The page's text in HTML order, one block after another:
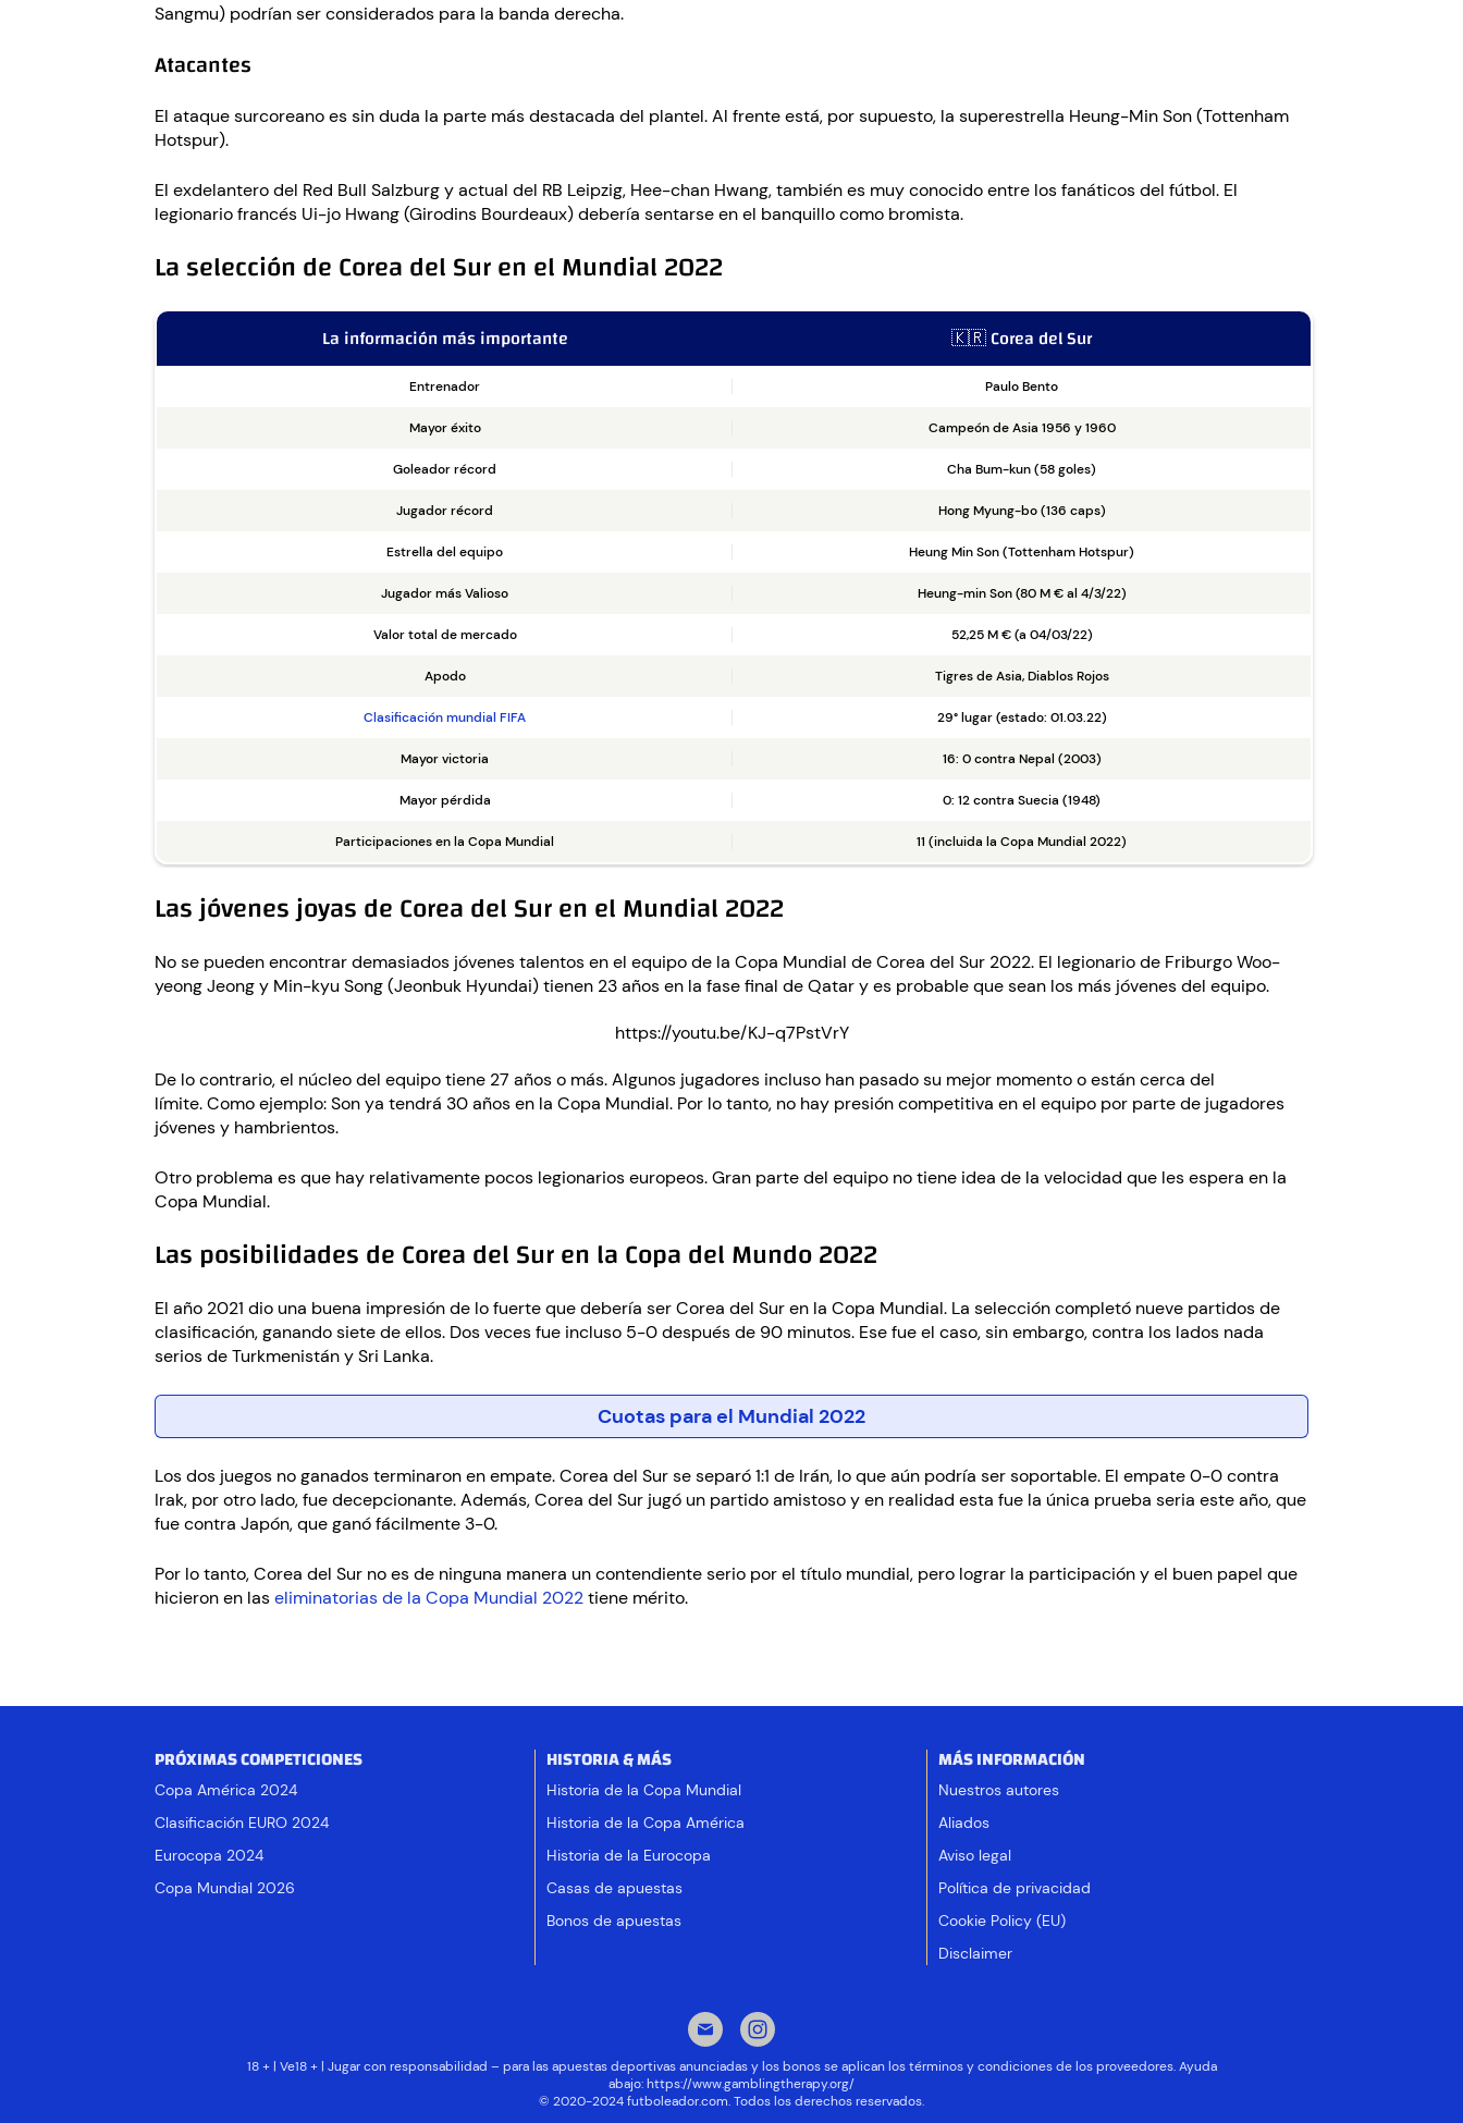
Sangmu) podrían ser considerados para la banda derecha.
Atacantes
El ataque surcoreano es sin duda la parte más destacada del plantel. Al frente está, por supuesto, la superestrella Heung-Min Son (Tottenham
Hotspur).
El exdelantero del Red Bull Salzburg y actual del RB Leipzig, Hee-chan Hwang, también es muy conocido entre los fanáticos del fútbol. El
legionario francés Ui-jo Hwang (Girodins Bourdeaux) debería sentarse en el banquillo como bromista.
La selección de Corea del Sur en el Mundial 2022
La información más importante 🇰🇷 Corea del Sur
Entrenador Paulo Bento
Mayor éxito Campeón de Asia 1956 y 1960
Goleador récord Cha Bum-kun (58 goles)
Jugador récord Hong Myung-bo (136 caps)
Estrella del equipo Heung Min Son (Tottenham Hotspur)
Jugador más Valioso Heung-min Son (80 M € al 4/3/22)
Valor total de mercado 52,25 M € (a 04/03/22)
Apodo Tigres de Asia, Diablos Rojos
Clasificación mundial FIFA 29° lugar (estado: 01.03.22)
Mayor victoria 16: 0 contra Nepal (2003)
Mayor pérdida 0: 12 contra Suecia (1948)
Participaciones en la Copa Mundial 11 (incluida la Copa Mundial 2022)
Las jóvenes joyas de Corea del Sur en el Mundial 2022
No se pueden encontrar demasiados jóvenes talentos en el equipo de la Copa Mundial de Corea del Sur 2022. El legionario de Friburgo Woo-
yeong Jeong y Min-kyu Song (Jeonbuk Hyundai) tienen 23 años en la fase final de Qatar y es probable que sean los más jóvenes del equipo.
https://youtu.be/KJ-q7PstVrY
De lo contrario, el núcleo del equipo tiene 27 años o más. Algunos jugadores incluso han pasado su mejor momento o están cerca del
límite. Como ejemplo: Son ya tendrá 30 años en la Copa Mundial. Por lo tanto, no hay presión competitiva en el equipo por parte de jugadores
jóvenes y hambrientos.
Otro problema es que hay relativamente pocos legionarios europeos. Gran parte del equipo no tiene idea de la velocidad que les espera en la
Copa Mundial.
Las posibilidades de Corea del Sur en la Copa del Mundo 2022
El año 2021 dio una buena impresión de lo fuerte que debería ser Corea del Sur en la Copa Mundial. La selección completó nueve partidos de
clasificación, ganando siete de ellos. Dos veces fue incluso 5-0 después de 90 minutos. Ese fue el caso, sin embargo, contra los lados nada
serios de Turkmenistán y Sri Lanka.
Cuotas para el Mundial 2022
Los dos juegos no ganados terminaron en empate. Corea del Sur se separó 1:1 de Irán, lo que aún podría ser soportable. El empate 0-0 contra
Irak, por otro lado, fue decepcionante. Además, Corea del Sur jugó un partido amistoso y en realidad esta fue la única prueba seria este año, que
fue contra Japón, que ganó fácilmente 3-0.
Por lo tanto, Corea del Sur no es de ninguna manera un contendiente serio por el título mundial, pero lograr la participación y el buen papel que
hicieron en laseliminatorias de la Copa Mundial 2022tiene mérito.
PRÓXIMAS COMPETICIONES
Copa América 2024
Clasificación EURO 2024
Eurocopa 2024
Copa Mundial 2026
HISTORIA & MÁS
Historia de la Copa Mundial
Historia de la Copa América
Historia de la Eurocopa
Casas de apuestas
Bonos de apuestas
MÁS INFORMACIÓN
Nuestros autores
Aliados
Aviso legal
Política de privacidad
Cookie Policy (EU)
Disclaimer
18 + | Ve18 + | Jugar con responsabilidad – para las apuestas deportivas anunciadas y los bonos se aplican los términos y condiciones de los proveedores. Ayuda
abajo:https://www.gamblingtherapy.org/
© 2020-2024 futboleador.com. Todos los derechos reservados.